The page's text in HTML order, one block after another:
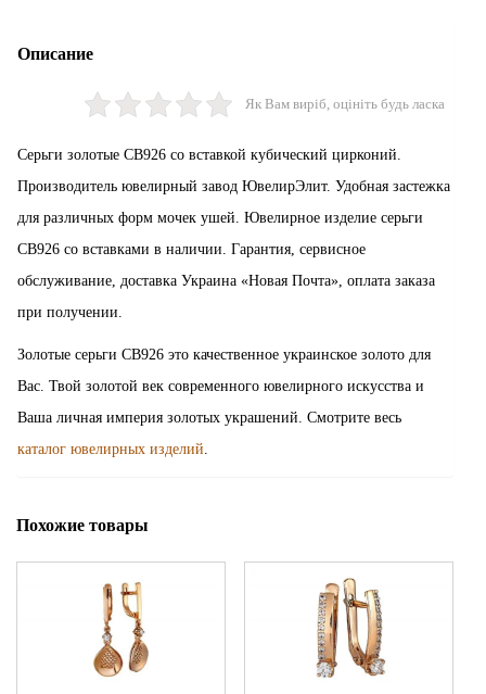
Описание
Як Вам виріб, оцініть будь ласка
Серьги золотые СВ926 со вставкой кубический цирконий.
Производитель ювелирный завод ЮвелирЭлит. Удобная застежка
для различных форм мочек ушей. Ювелирное изделие серьги
СВ926 со вставками в наличии. Гарантия, сервисное
обслуживание, доставка Украина «Новая Почта», оплата заказа
при получении.
Золотые серьги СВ926 это качественное украинское золото для
Вас. Твой золотой век современного ювелирного искусства и
Ваша личная империя золотых украшений. Смотрите весь
каталог ювелирных изделий
Похожие товары